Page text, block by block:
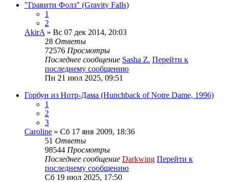
"Гравити Фолз" (Gravity Falls)
1
2
AkirA » Вс 07 дек 2014, 20:03
28 Ответы
72576 Просмотры
Последнее сообщение Sasha Z. Перейти к
последнему сообщению
Пн 21 июл 2025, 09:51
Горбун из Нотр-Дама (Hunchback of Notre Dame, 1996)
1
2
3
Caroline » Сб 17 янв 2009, 18:36
51 Ответы
98544 Просмотры
Последнее сообщение Darkwing Перейти к
последнему сообщению
Сб 19 июл 2025, 17:50